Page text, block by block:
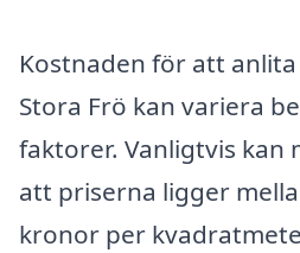
Kostnaden för att
Stora Frö kan variera
faktorer. Vanligtvis kan
att priserna ligger
kronor per